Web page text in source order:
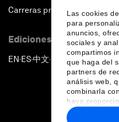
Las cookies
para
anuncios,
sociales y
compartimos
que haga del
partners de
análisis web,
combinarla
haya
recopilado a
Carreras profesionales
Ediciones en otros
EN ▪ ES▪中文▪ 日本語